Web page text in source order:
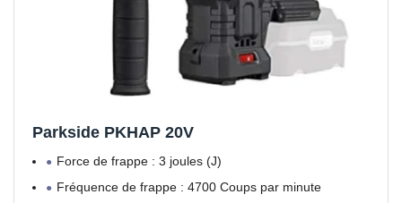
Parkside PKHAP 20V
Force de frappe : 3 joules (J)
Fréquence de frappe : 4700 Coups par minute